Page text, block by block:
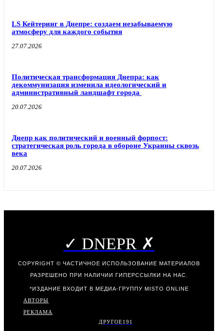
LS Кейтеринг в Днепре: создаем незабываемую
атмосферу для каждого события
27.07.2026
Политическая трансформация Днепра: как
декоммунизация изменила идеологический и
административный ландшафт города
20.07.2026
Днепр как политический и военный форпост:
стратегическая роль города в обороне Украины сквозь
века
20.07.2026
✓ DNEPR ✗
COPYRIGHT © ЧАСТИЧНОЕ ИСПОЛЬЗОВАНИЕ МАТЕРИАЛОВ
РАЗРЕШЕНО ПРИ НАЛИЧИИ ГИПЕРССЫЛКИ НА НАС.
*ИЗДАНИЕ ВХОДИТ В МЕДИА-ГРУППУ MISTO ONLINE
АВТОРЫ
РЕКЛАМА
ДРУГОЕ191